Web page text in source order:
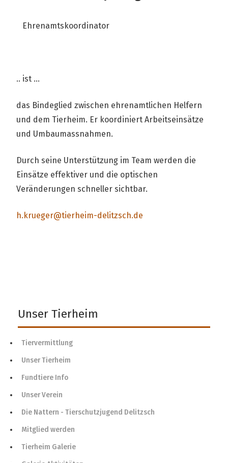
Unser Tierheim
Tiervermittlung
Unser Tierheim
Fundtiere Info
Unser Verein
Die Nattern - Tierschutzjugend Delitzsch
Mitglied werden
Tierheim Galerie
Ehrenamtskoordinator
.. ist ...
das Bindeglied zwischen ehrenamtlichen Helfern
und dem Tierheim. Er koordiniert Arbeitseinsätze
und Umbaumassnahmen.
Durch seine Unterstützung im Team werden die
Einsätze effektiver und die optischen
Veränderungen schneller sichtbar.
h.krueger@tierheim-delitzsch.de